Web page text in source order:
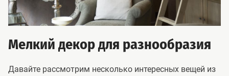
Мелкий декор для разнообразия
Давайте рассмотрим несколько интересных вещей из